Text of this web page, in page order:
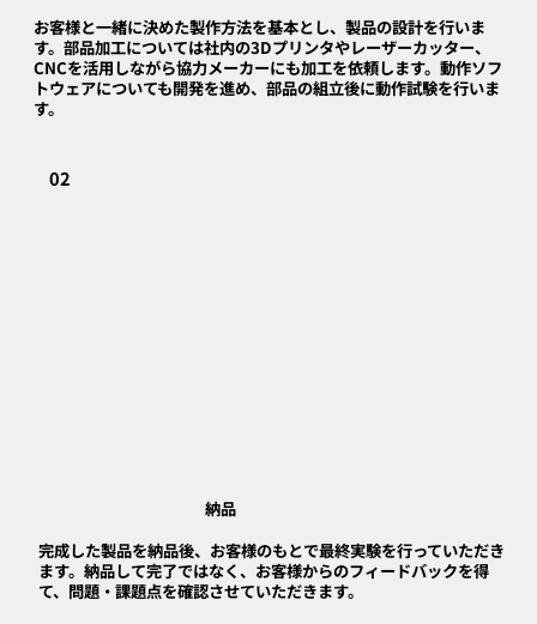
​納品
お客様と一緒に決めた製作方法を基本とし、製品の設計を行いま
す。部品加工については社内の3Dプリンタやレーザーカッター、
CNCを活用しながら協力メーカーにも加工を依頼します。動作ソフ
トウェアについても開発を進め、部品の組立後に動作試験を行いま
す。
完成した製品を納品後、お客様のもとで最終実験を行っていただき
ます。納品して完了ではなく、お客様からのフィードバックを得
て、問題・課題点を確認させていただきます。
02